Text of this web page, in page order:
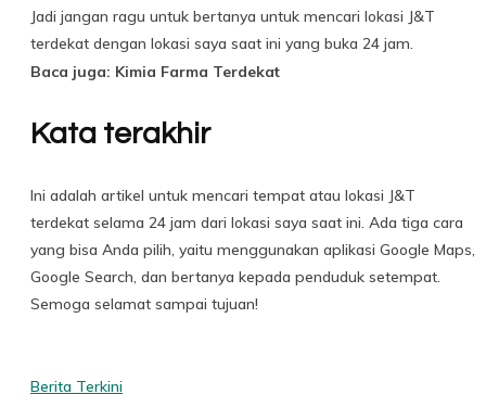
Jadi jangan ragu untuk bertanya untuk mencari lokasi J&T
terdekat dengan lokasi saya saat ini yang buka 24 jam.
Baca juga: Kimia Farma Terdekat
Kata terakhir
Ini adalah artikel untuk mencari tempat atau lokasi J&T
terdekat selama 24 jam dari lokasi saya saat ini. Ada tiga cara
yang bisa Anda pilih, yaitu menggunakan aplikasi Google Maps,
Google Search, dan bertanya kepada penduduk setempat.
Semoga selamat sampai tujuan!
Berita Terkini